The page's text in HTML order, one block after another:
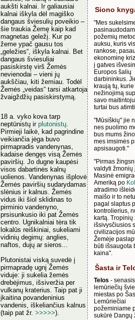
Siono
"Mes
požemių
auksu, kuris
rankose,
ekonominę
į gatves
Europos šalių
darbininkus.
kraują tų,
nežinojimą
savo
turtai bus
"Mūsiškių" jie
nes puolimo
bus mums
mes imsimės
apsisaugoti."
"Pirmas
valdyti žmonių
Masinė
Ameriką po
atradimo
maišo ir to
pagal slaptus
kontrolierius,
kartą. Tropinių
išsivysčiusios
civilizacijos
Žemėje
būti išsaugota
kaina".
Šasta ir
Telos - senasis
lemūriečių
miestas po
Lemūriečiai
požeminiame
sukūrė Dangų
aukšti kalnai. Ir galiausiai
kalnai iškyla dėl magiško
dangaus šviesulių poveikio –
šie traukia Žemę kaip kad
magnetas geležį. Kur po
žeme ypač gausu tos
„geležies“, iškyla kalnai. Bet
dangaus šviesuliai
pasiskirstę virš Žemės
nevienodai – vieni jų
aukščiau, kiti žemiau. Todėl
Žemės „veidas“ tarsi atkartoja
žvaigždžių pasiskirstymą.
18 a. vyko kova tarp
neptūnistų ir plutonistų
Pirmieji laikė, kad pagrindine
veikiančia jėga buvo
pirmapradis vandenynas,
kadaise dengęs visą Žemės
paviršių. Jo dugne kaupėsi
visos dabartinės kalnų
uolienos. Vandenynas išplovė
Žemės paviršių sudarydamas
slėnius ir kalnus. Žemės
vidus iki šiol sklidinas to
pirminio vandenyno,
prsisunkusio iki pat Žemės
centro. Ugnikalniai tėra tik
lokalūs reiškiniai, sukeliami
vidinių degimų: anglies,
naftos, dujų ar sieros...
Plutonistai viską suvedė į
pirmapradę ugnį Žemės
viduje: ji sukelia žemės
drebėjimus, išsiveržia per
vulkanų kraterius. Taip pat ji
įkaitina povandeninius
vandenis, iškeliančius kalnus
(taip pat žr. >>>>>).